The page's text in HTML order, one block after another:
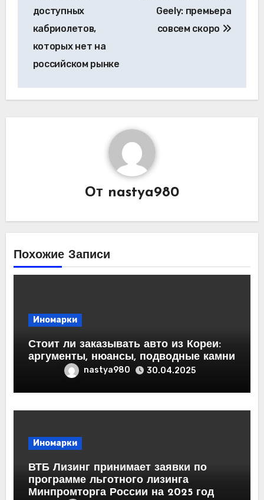
записям
доступных
кабриолетов,
которых нет на
российском рынке
Geely: премьера
совсем скоро
От nastya980
Похожие Записи
Иномарки
Стоит ли заказывать авто из Кореи:
аргументы, нюансы, подводные камни
nastya980 30.04.2025
Иномарки
ВТБ Лизинг принимает заявки по
программе льготного лизинга
Минпромторга России на 2025 год